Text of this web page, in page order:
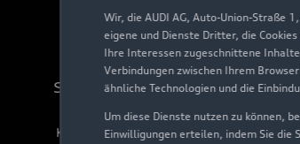
Wir, die AUDI AG, Auto-Union-Straße
eigene und Dienste Dritter, die
Ihre Interessen zugeschnittene
Verbindungen zwischen Ihrem
ähnliche Technologien und die
Um diese Dienste nutzen zu können,
Einwilligungen erteilen, indem Sie die
Support
Kundenservice